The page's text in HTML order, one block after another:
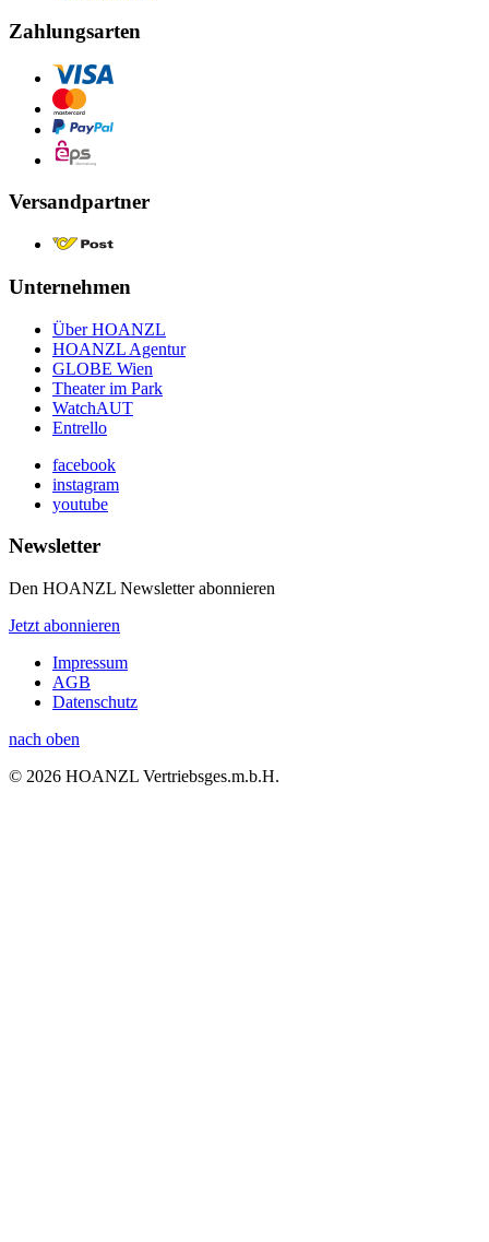
Zahlungsarten
Versandpartner
Unternehmen
Über HOANZL
HOANZL Agentur
GLOBE Wien
Theater im Park
WatchAUT
Entrello
facebook
instagram
youtube
Newsletter
Den HOANZL Newsletter abonnieren
Jetzt abonnieren
Impressum
AGB
Datenschutz
nach oben
© 2026 HOANZL Vertriebsges.m.b.H.